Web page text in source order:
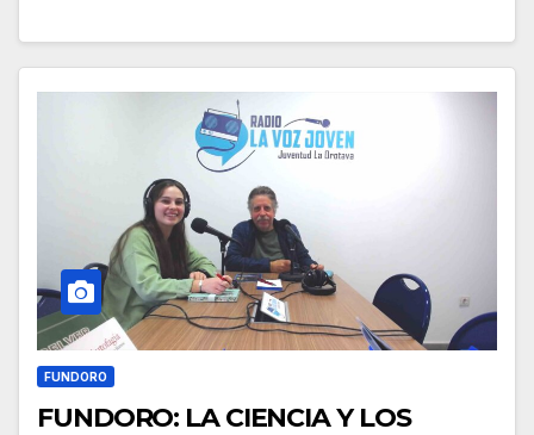
FUNDORO
FUNDORO: LA CIENCIA Y LOS